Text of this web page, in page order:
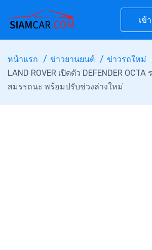
เข้
หน้าแรก ข่าวยานยนต์
ข่าวรถใหม่
LAND ROVER เปิดตัว DEFENDER
สมรรถนะ พร้อมปรับช่วงล่างใหม่